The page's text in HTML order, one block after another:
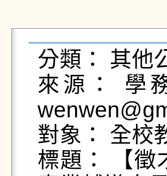
分類： 其他
來源： 學
對象： 全校
標題： 【徵